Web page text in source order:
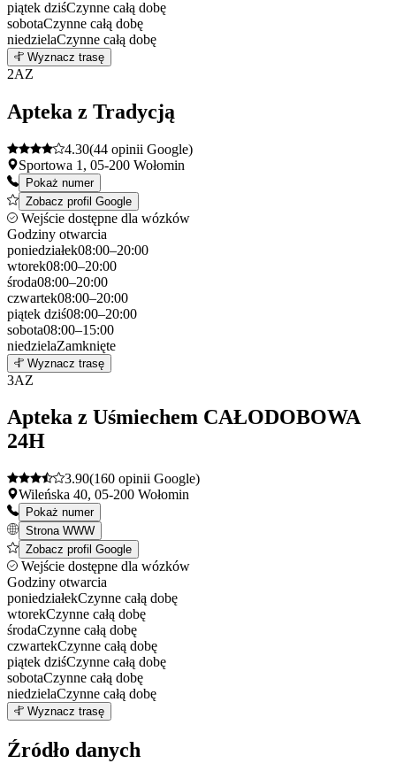
piątek dziśCzynne całą dobę
sobotaCzynne całą dobę
niedzielaCzynne całą dobę
+
Wyznacz trasę
2AZ
Apteka z Tradycją
4.30(44 opinii Google)
Sportowa 1, 05-200 Wołomin
Pokaż numer
Zobacz profil Google
Wejście dostępne dla wózków
Godziny otwarcia
poniedziałek08:00–20:00
wtorek08:00–20:00
środa08:00–20:00
czwartek08:00–20:00
piątek dziś08:00–20:00
sobota08:00–15:00
niedzielaZamknięte
+
Wyznacz trasę
3AZ
Apteka z Uśmiechem CAŁODOBOWA
24H
3.90(160 opinii Google)
Wileńska 40, 05-200 Wołomin
Pokaż numer
Strona WWW
Zobacz profil Google
Wejście dostępne dla wózków
Godziny otwarcia
poniedziałekCzynne całą dobę
wtorekCzynne całą dobę
środaCzynne całą dobę
czwartekCzynne całą dobę
piątek dziśCzynne całą dobę
sobotaCzynne całą dobę
niedzielaCzynne całą dobę
+
−
Wyznacz trasę
Źródło danych